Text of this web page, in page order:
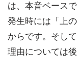
は、本音ベース
発生時には「上
からです。そし
理由については後